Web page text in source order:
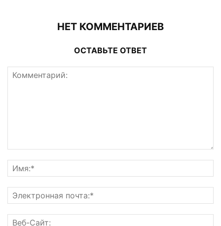
НЕТ КОММЕНТАРИЕВ
ОСТАВЬТЕ ОТВЕТ